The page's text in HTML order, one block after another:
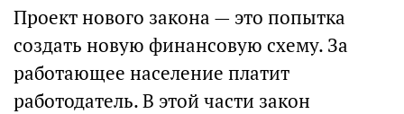
Проект нового закона — это попытка
создать новую финансовую схему. За
работающее население платит
работодатель. В этой части закон